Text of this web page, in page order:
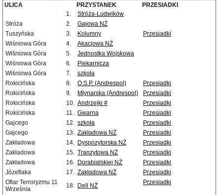
ULICA PRZYSTANEK
PRZESIADKI
1.
Stróża-Ludwików
Stróża
2.
Gajowa NŻ
Tuszyńska
3. Kolumny
Przesiadki
Wiśniowa Góra
4.
Akacjowa NŻ
Wiśniowa Góra
5.
Jednostka Wojskowa
Wiśniowa Góra
6.
Piekarnicza
Wiśniowa Góra
7.
szkoła
Rokicińska
8. O.S.P. (Andrespol)
Przesiadki
Rokicińska
9. Młynarska (Andrespol)
Przesiadki
Rokicińska
10. Andrzejki #
Przesiadki
Rokicińska
11. Gwarna
Przesiadki
Gajcego
12. szkoła
Przesiadki
Gajcego
13. Zakładowa NŻ
Przesiadki
Zakładowa
14. Dyspozytorska NŻ
Przesiadki
Zakładowa
15. Tranzytowa NŻ
Przesiadki
Zakładowa
16. Dorabialskiej NŻ
Przesiadki
Józefiaka
17. Zakładowa NŻ
Przesiadki
Ofiar Terroryzmu 11
Września
18. Dell NŻ Przesiadki